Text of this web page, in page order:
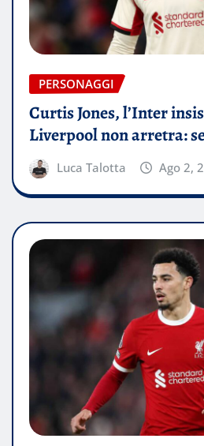
PERSONAGGI
Curtis Jones, l’Inter
Liverpool non arretra:
Luca Talotta Ago 2,